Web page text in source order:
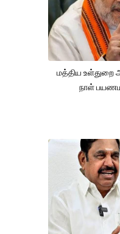
மத்திய உள்துறை
நாள்